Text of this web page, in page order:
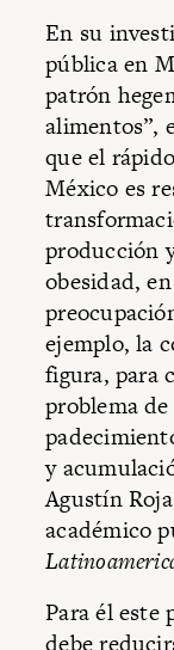
En su
pública en
patrón
alimentos”,
que el
México es
producción
obesidad,
ejemplo, la
figura, para
problema
y
Agustín
académico
Para él este